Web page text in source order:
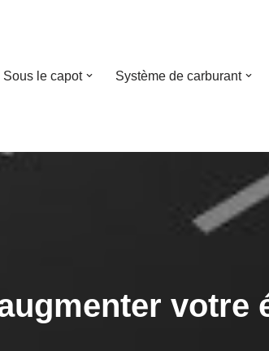
Sous le capot Système de carburant
votre